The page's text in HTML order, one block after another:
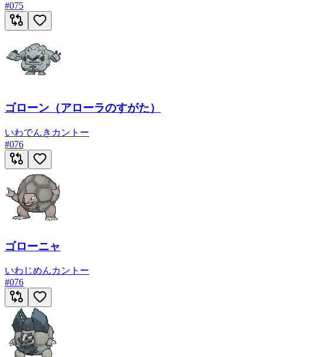
#075
ゴローン（アローラのすがた）
いわでんき カントー
#076
ゴローニャ
いわ じめんカントー
#076